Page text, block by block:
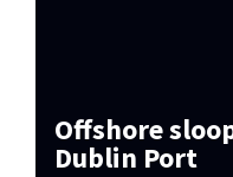
Offshore
Dublin Port